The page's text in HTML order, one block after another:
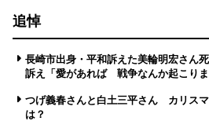
追悼
長崎市出身・平和訴えた美輪明宏さん
訴え「愛があれば 戦争なんか起こりま
つげ義春さんと白土三平さん カリス
は？